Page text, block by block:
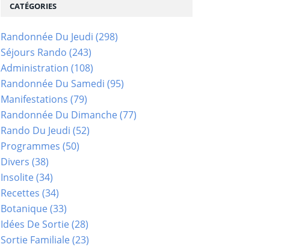
CATÉGORIES
Randonnée Du Jeudi (298)
Séjours Rando (243)
Administration (108)
Randonnée Du Samedi (95)
Manifestations (79)
Randonnée Du Dimanche(77)
Rando Du Jeudi (52)
Programmes (50)
Divers (38)
Insolite(34)
Recettes (34)
Botanique(33)
Idées De Sortie(28)
Sortie Familiale(23)